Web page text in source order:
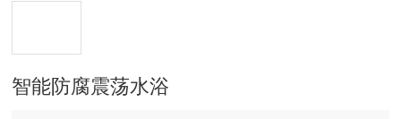
智能防腐震荡水浴